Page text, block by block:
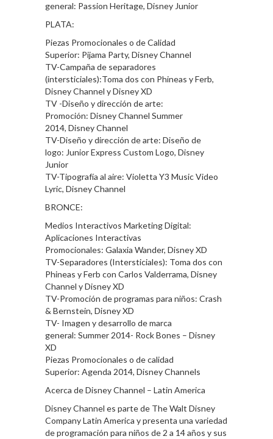
general: Passion Heritage, Disney Junior
PLATA:
Piezas Promocionales o de Calidad
Superior: Pijama Party, Disney Channel
TV-Campaña de separadores
(intersticiales):Toma dos con Phineas y Ferb,
Disney Channel y Disney XD
TV -Diseño y dirección de arte:
Promoción: Disney Channel Summer
2014, Disney Channel
TV-Diseño y dirección de arte: Diseño de
logo: Junior Express Custom Logo, Disney
Junior
TV-Tipografía al aire: Violetta Y3 Music Video
Lyric, Disney Channel
BRONCE:
Medios Interactivos Marketing Digital:
Aplicaciones Interactivas
Promocionales: Galaxia Wander, Disney XD
TV-Separadores (Intersticiales): Toma dos con
Phineas y Ferb con Carlos Valderrama, Disney
Channel y Disney XD
TV-Promoción de programas para niños: Crash
& Bernstein, Disney XD
TV- Imagen y desarrollo de marca
general: Summer 2014- Rock Bones – Disney
XD
Piezas Promocionales o de calidad
Superior: Agenda 2014, Disney Channels
Acerca de Disney Channel – Latin America
Disney Channel es parte de The Walt Disney
Company Latin America y presenta una variedad
de programación para niños de 2 a 14 años y sus